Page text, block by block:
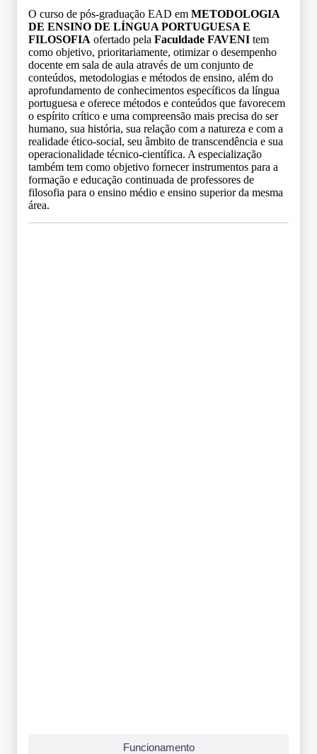
O curso de pós-graduação EAD em METODOLOGIA
DE ENSINO DE LÍNGUA PORTUGUESA E
FILOSOFIA ofertado pela Faculdade FAVENI tem
como objetivo, prioritariamente, otimizar o desempenho
docente em sala de aula através de um conjunto de
conteúdos, metodologias e métodos de ensino, além do
aprofundamento de conhecimentos específicos da língua
portuguesa e oferece métodos e conteúdos que favorecem
o espírito crítico e uma compreensão mais precisa do ser
humano, sua história, sua relação com a natureza e com a
realidade ético-social, seu âmbito de transcendência e sua
operacionalidade técnico-científica. A especialização
também tem como objetivo fornecer instrumentos para a
formação e educação continuada de professores de
filosofia para o ensino médio e ensino superior da mesma
área.
Funcionamento